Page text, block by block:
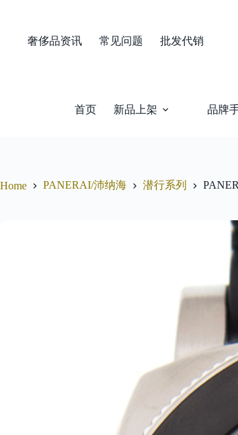
奢侈品资讯
常见问题 批发代销
首页 新品上架 品牌
Home PANERAI/沛纳海 潜行系列